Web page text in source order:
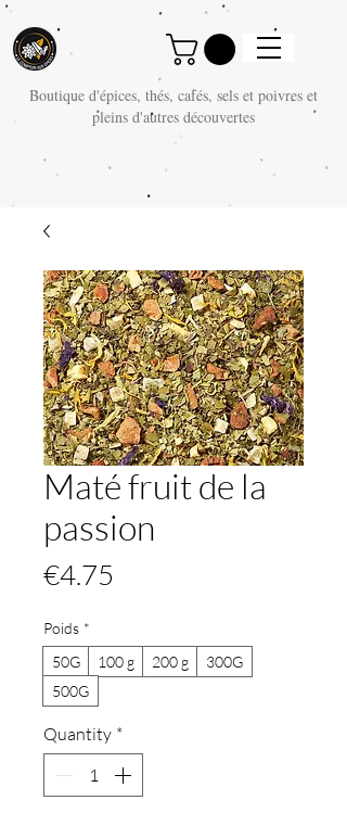
Boutique d'épices, thés, cafés, sels et poivres et
pleins d'autres découvertes
Maté fruit de la
passion
€4.75
Poids *
50G
100 g 200 g
300G
500G
Quantity *